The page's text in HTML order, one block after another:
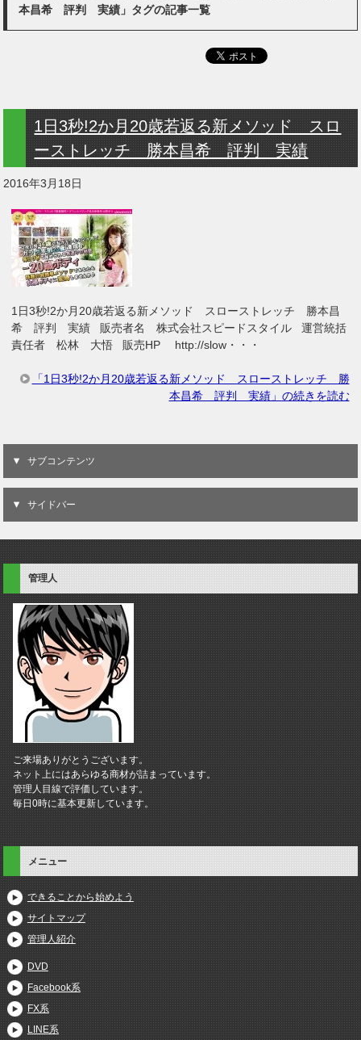
本昌希 評判 実績」タグの記事一覧
1日3秒!2か月20歳若返る新メソッド スロ
ーストレッチ 勝本昌希 評判 実績
2016年3月18日
1日3秒!2か月20歳若返る新メソッド スローストレッチ 勝本昌
希 評判 実績 販売者名 株式会社スピードスタイル 運営統括
責任者 松林 大悟 販売HP http://slow・・・
「1日3秒!2か月20歳若返る新メソッド スローストレッチ 勝
本昌希 評判 実績」の続きを読む
サブコンテンツ
サイドバー
管理人
ご来場ありがとうございます。
ネット上にはあらゆる商材が詰まっています。
管理人目線で評価しています。
毎日0時に基本更新しています。
メニュー
できることから始めよう
サイトマップ
管理人紹介
DVD
Facebook系
FX系
LINE系